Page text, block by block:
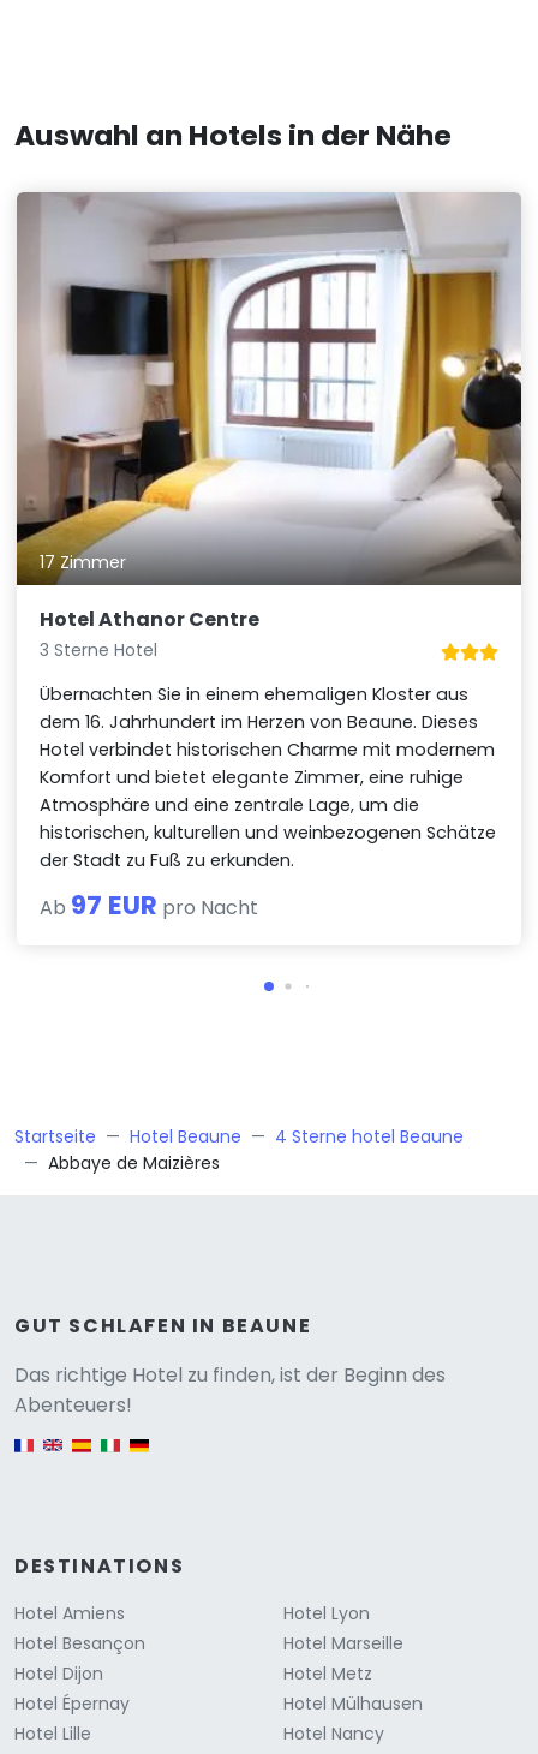
Auswahl an Hotels in der Nähe
17 Zimmer
Hotel Athanor Centre
3 Sterne Hotel
Übernachten Sie in einem ehemaligen Kloster aus
dem 16. Jahrhundert im Herzen von Beaune. Dieses
Hotel verbindet historischen Charme mit modernem
Komfort und bietet elegante Zimmer, eine ruhige
Atmosphäre und eine zentrale Lage, um die
historischen, kulturellen und weinbezogenen Schätze
der Stadt zu Fuß zu erkunden.
Ab 97 EUR pro Nacht
Startseite Hotel Beaune
4 Sterne hotel Beaune
Abbaye de Maizières
GUT SCHLAFEN IN BEAUNE
Das richtige Hotel zu finden, ist der Beginn des
Abenteuers!
English version
DESTINATIONS
Hotel Amiens
Hotel Besançon
Hotel Dijon
Hotel Épernay
Hotel Lille
Hotel Lyon
Hotel Marseille
Hotel Metz
Hotel Mülhausen
Hotel Nancy